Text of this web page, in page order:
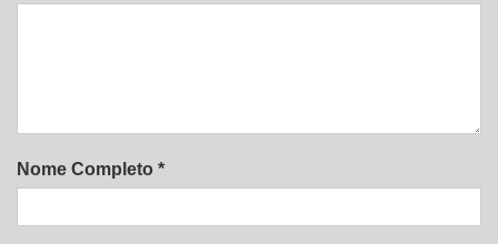
Nome Completo *